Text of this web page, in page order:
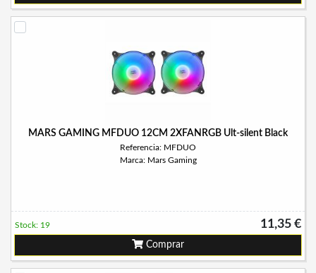
MARS GAMING MFDUO 12CM 2XFANRGB Ult-silent Black
Referencia: MFDUO
Marca: Mars Gaming
11,35 €
Stock: 19
Comprar